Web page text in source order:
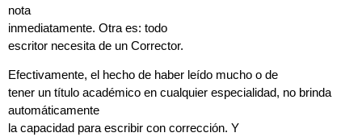
nota
inmediatamente. Otra es: todo
escritor necesita de un Corrector.
Efectivamente, el hecho de haber leído mucho o de
tener un título académico en cualquier especialidad, no brinda
automáticamente
la capacidad para escribir con corrección. Y